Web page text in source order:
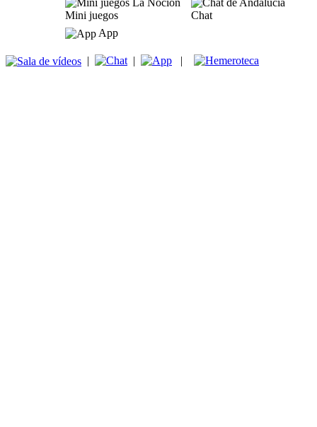
Mini juegos
Chat
App
| | |